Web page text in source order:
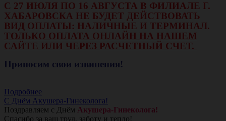
С 27 ИЮЛЯ ПО 16 АВГУСТА В ФИЛИАЛЕ Г.
ХАБАРОВСКА НЕ БУДЕТ ДЕЙСТВОВАТЬ
ВИД ОПЛАТЫ: НАЛИЧНЫЕ И ТЕРМИНАЛ.
ТОЛЬКО ОПЛАТА ОНЛАЙН НА НАШЕМ
САЙТЕ ИЛИ ЧЕРЕЗ РАСЧЕТНЫЙ СЧЕТ.
Приносим свои извинения!
Подробнее
С Днём Акушера-Гинеколога!
Поздравляем с Днём Акушера-Гинеколога!
Спасибо за ваш труд, заботу и тепло!